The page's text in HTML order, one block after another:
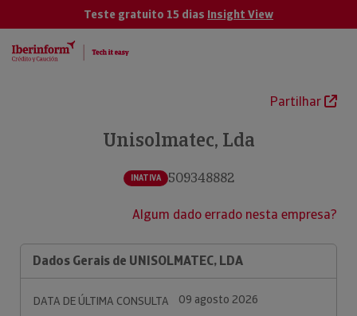
Teste gratuito 15 dias Insight View
Partilhar
Unisolmatec, Lda
INATIVA 509348882
Algum dado errado nesta empresa?
Dados Gerais de UNISOLMATEC, LDA
DATA DE ÚLTIMA CONSULTA
09 agosto 2026